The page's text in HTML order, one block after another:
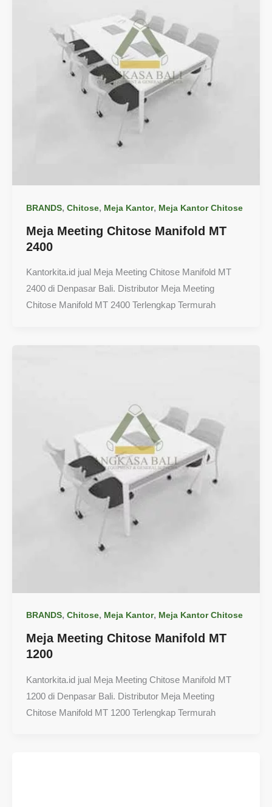
BRANDS, Chitose, Meja Kantor, Meja Kantor Chitose
Meja Meeting Chitose Manifold MT
2400
Kantorkita.id jual Meja Meeting Chitose Manifold MT
2400 di Denpasar Bali. Distributor Meja Meeting
Chitose Manifold MT 2400 Terlengkap Termurah
BRANDS, Chitose, Meja Kantor, Meja Kantor Chitose
Meja Meeting Chitose Manifold MT
1200
Kantorkita.id jual Meja Meeting Chitose Manifold MT
1200 di Denpasar Bali. Distributor Meja Meeting
Chitose Manifold MT 1200 Terlengkap Termurah